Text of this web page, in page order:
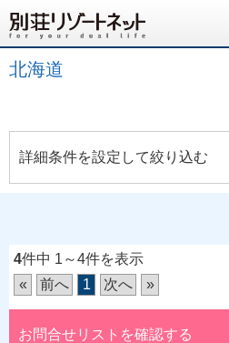
北海道
詳細条件を設定して絞り込む
4件中 1～4件を表示
«
前へ 1 次へ »
お問合せリストを確認する